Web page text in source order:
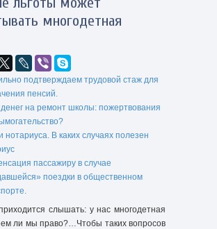
многодетная
подтверждаем трудовой стаж для
пенсий.
на ремонт школы: пожертвования
нотариуса. В каких случаях полезен
пассажиру в случае
поездки в общественном
слышать: у нас многодетная
ли мы право?…Чтобы таких вопросов